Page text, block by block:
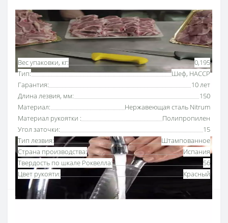
Основные характеристики Все характеристики
Вес упаковки, кг:
0,195
Тип:
Шеф, HACCP
Гарантия:
10 лет
Длина лезвия, мм:
150
Материал:
Нержавеющая сталь Nitrum
Материал рукоятки :
Полипропилен
Угол заточки:
15
Тип лезвия:
Штампованное
Страна производства:
Испания
Твердость по шкале Роквелла:
56
Цвет рукояти:
Красный